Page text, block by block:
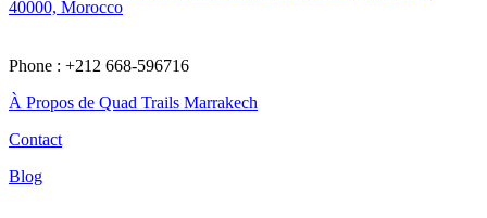
40000, Morocco
Phone : +212 668-596716
À Propos de Quad Trails Marrakech
Contact
Blog